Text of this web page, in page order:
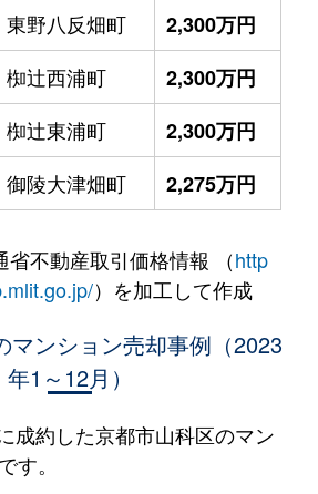
東野八反畑町
2,300万円
椥辻西浦町
2,300万円
椥辻東浦町
2,300万円
御陵大津畑町 2,275万円
省不動産取引価格情報 （http
）を加工して作成
マンション売却事例（2023
年1～12月）
成約した京都市山科区のマン
す。